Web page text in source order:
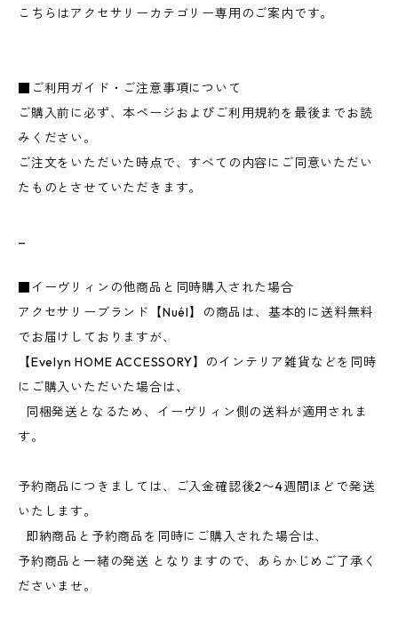
こちらはアクセサリーカテゴリー専用のご案内です。
■ご利用ガイド・ご注意事項について
ご購入前に必ず、本ページおよびご利用規約を最後までお読
みください。
ご注文をいただいた時点で、すべての内容にご同意いただい
たものとさせていただきます。
■イーヴリィンの他商品と同時購入された場合
アクセサリーブランド【Nuél】の商品は、基本的に送料無料
でお届けしておりますが、
【Evelyn HOME ACCESSORY】のインテリア雑貨などを同時
にご購入いただいた場合は、
同梱発送となるため、イーヴリィン側の送料が適用されま
す。
予約商品につきましては、ご入金確認後2〜4週間ほどで発送
いたします。
即納商品と予約商品を同時にご購入された場合は、
予約商品と一緒の発送 となりますので、あらかじめご了承く
ださいませ。